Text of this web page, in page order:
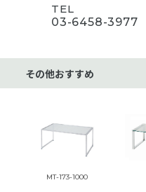
TEL
03-6458-3977
その他おすすめ
MT-173-1000